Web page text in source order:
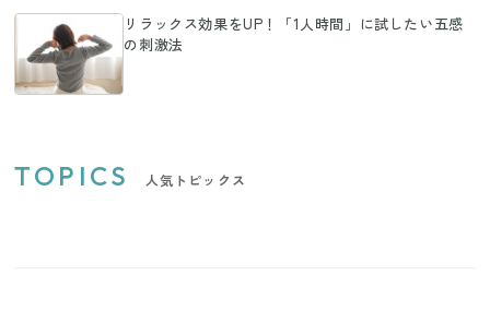
リラックス効果をUP！「1人時間」に試したい五感
の刺激法
TOPICS 人気トピックス